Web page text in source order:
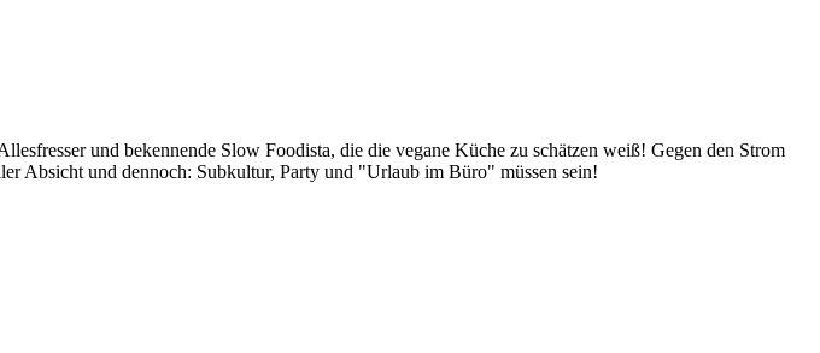
und bekennende Slow Foodista, die die vegane Küche zu schätzen weiß! Gegen den Strom
Absicht und dennoch: Subkultur, Party und "Urlaub im Büro" müssen sein!